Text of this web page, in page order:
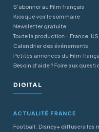
S'abonner au Film français
Kiosque voir le sommaire
Newsletter gratuite
Toute la production - France,
Calendrier des événements
Petites annonces du Film
Besoin d'aide ? Foire aux
DIGITAL
ACTUALITÉ FRANCE
Football : Disney+ diffusera les